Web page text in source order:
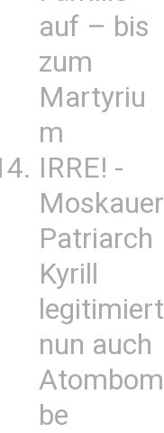
auf – bis
zum
Martyriu
m
IRRE! -
Moskauer
Patriarch
Kyrill
legitimiert
nun auch
Atombom
be